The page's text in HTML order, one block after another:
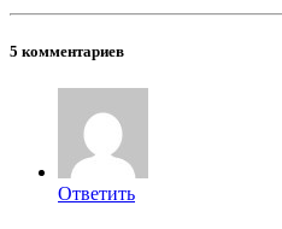
5 комментариев
Ответить